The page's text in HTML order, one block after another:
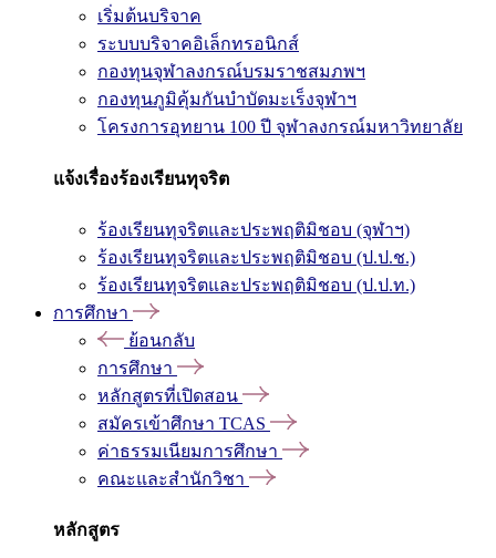
เริ่มต้นบริจาค
ระบบบริจาคอิเล็กทรอนิกส์
กองทุนจุฬาลงกรณ์บรมราชสมภพฯ
กองทุนภูมิคุ้มกันบำบัดมะเร็งจุฬาฯ
โครงการอุทยาน 100 ปี จุฬาลงกรณ์มหาวิทยาลัย
แจ้งเรื่องร้องเรียนทุจริต
ร้องเรียนทุจริตและประพฤติมิชอบ (จุฬาฯ)
ร้องเรียนทุจริตและประพฤติมิชอบ (ป.ป.ช.)
ร้องเรียนทุจริตและประพฤติมิชอบ (ป.ป.ท.)
การศึกษา
ย้อนกลับ
การศึกษา
หลักสูตรที่เปิดสอน
สมัครเข้าศึกษา TCAS
ค่าธรรมเนียมการศึกษา
คณะและสำนักวิชา
หลักสูตร